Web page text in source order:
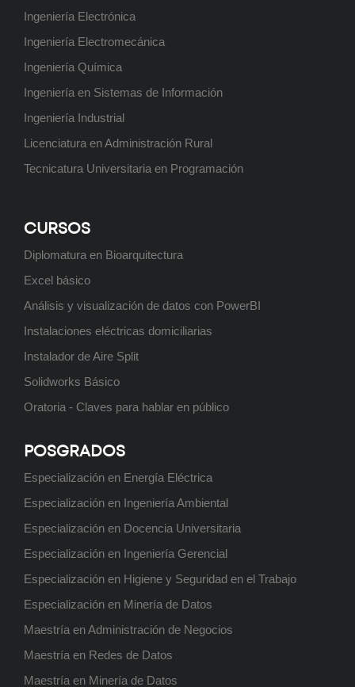
Posgrado: Maestría en Ingeniería
Ambiental
Posgrado: Especialización en
Posgrado: Especialización en
Próximamente
Tecnicatura Universitaria en
Programación
Próximamente
Ingeniería Electrónica
Ingeniería Electromecánica
Ingeniería Química
Ingeniería en Sistemas de Información
Ingeniería Industrial
Licenciatura en Administración Rural
Tecnicatura Universitaria en Programación
CURSOS
Diplomatura en Bioarquitectura
Excel básico
Análisis y visualización de datos con PowerBI
Instalaciones eléctricas domiciliarias
Instalador de Aire Split
Solidworks Básico
Oratoria - Claves para hablar en público
POSGRADOS
Especialización en Energía Eléctrica
Especialización en Ingeniería Ambiental
Especialización en Docencia Universitaria
Especialización en Ingeniería Gerencial
Especialización en Higiene y Seguridad en el Trabajo
Especialización en Minería de Datos
Maestría en Administración de Negocios
Maestría en Redes de Datos
Maestría en Minería de Datos